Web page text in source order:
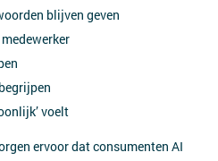
blijven geven
voelt
ervoor dat consumenten AI